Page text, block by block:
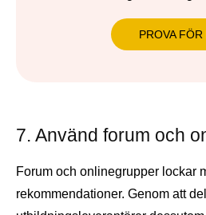
PROVA FÖR
7. Använd forum och
Forum och onlinegrupper lockar
rekommendationer. Genom att